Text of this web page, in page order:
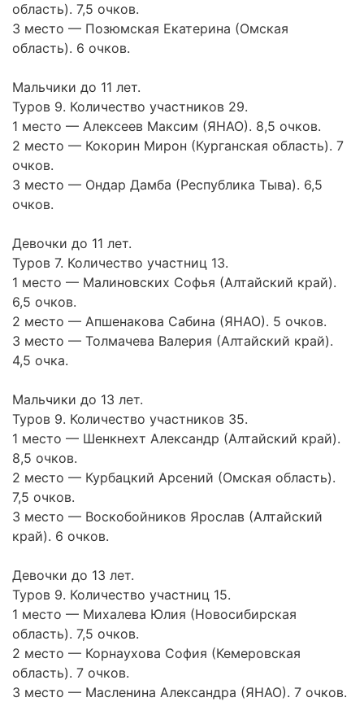
область). 7,5 очков.
3 место — Позюмская Екатерина (Омская
область). 6 очков.
Мальчики до 11 лет.
Туров 9. Количество участников 29.
1 место — Алексеев Максим (ЯНАО). 8,5 очков.
2 место — Кокорин Мирон (Курганская область). 7
очков.
3 место — Ондар Дамба (Республика Тыва). 6,5
очков.
Девочки до 11 лет.
Туров 7. Количество участниц 13.
1 место — Малиновских Софья (Алтайский край).
6,5 очков.
2 место — Апшенакова Сабина (ЯНАО). 5 очков.
3 место — Толмачева Валерия (Алтайский край).
4,5 очка.
Мальчики до 13 лет.
Туров 9. Количество участников 35.
1 место — Шенкнехт Александр (Алтайский край).
8,5 очков.
2 место — Курбацкий Арсений (Омская область).
7,5 очков.
3 место — Воскобойников Ярослав (Алтайский
край). 6 очков.
Девочки до 13 лет.
Туров 9. Количество участниц 15.
1 место — Михалева Юлия (Новосибирская
область). 7,5 очков.
2 место — Корнаухова София (Кемеровская
область). 7 очков.
3 место — Масленина Александра (ЯНАО). 7 очков.